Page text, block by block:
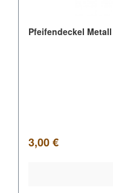
Pfeifendeckel
Regulärer Preis:
3,00 €